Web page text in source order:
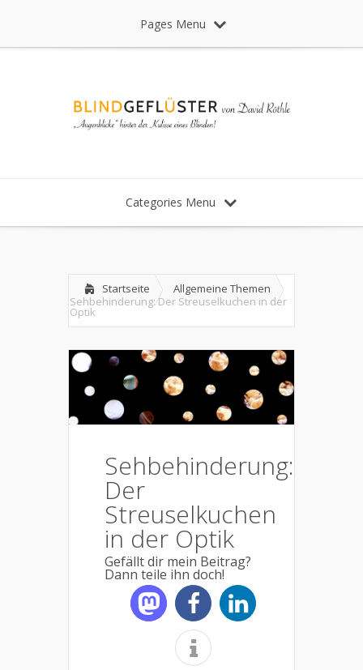
Pages Menu
Categories Menu
Startseite
Allgemeine Themen
Sehbehinderung: Der Streuselkuchen in der
Optik
Sehbehinderung:
Der
Streuselkuchen
in der Optik
Gefällt dir mein Beitrag?
Dann teile ihn doch!